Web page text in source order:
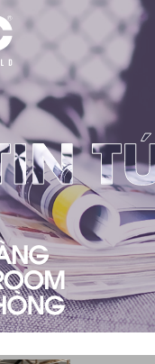
GIỚI
THIỆU
DỰ
TOÁN
CHI
PHÍ